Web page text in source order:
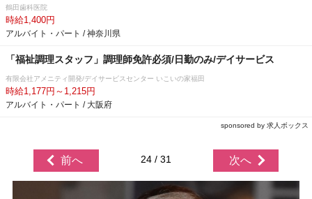
鶴田歯科医院
時給1,400円
アルバイト・パート / 神奈川県
「福祉調理スタッフ」調理師免許必須/日勤のみ/デイサービス
有限会社アメニティ開発/デイサービスセンター いこいの家福田
時給1,177円～1,215円
アルバイト・パート / 大阪府
sponsored by 求人ボックス
前へ 24 / 31 次へ